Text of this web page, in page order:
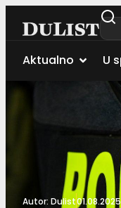
Aktualno U
Autor: Dulist